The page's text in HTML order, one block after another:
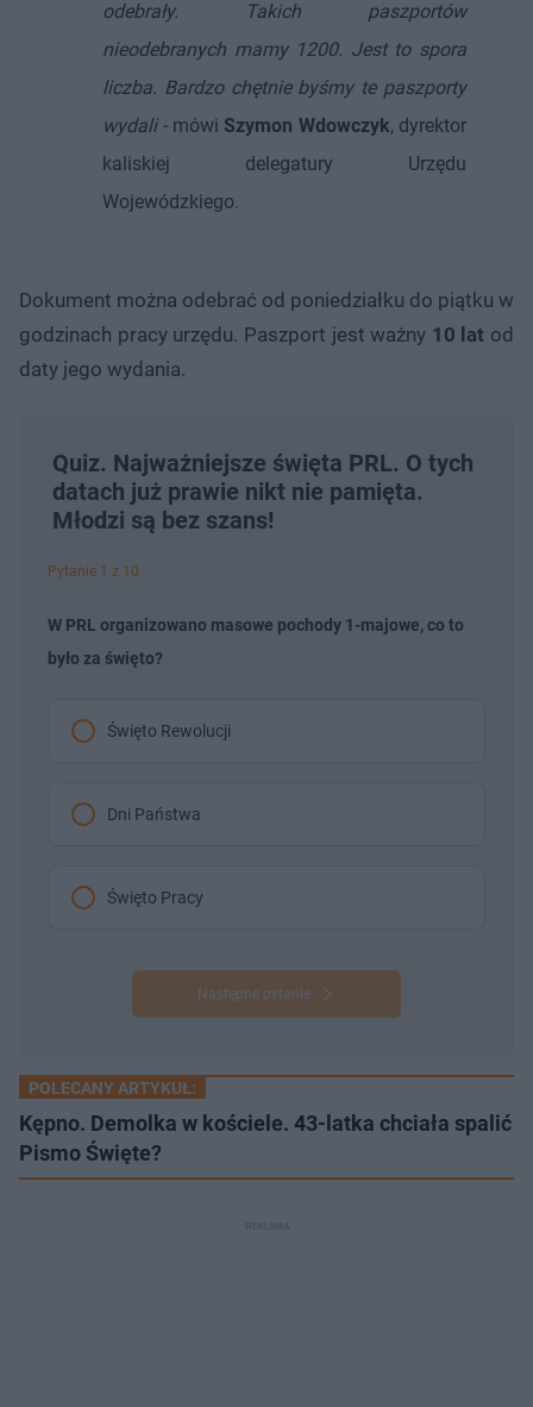
odebrały. Takich paszportów
nieodebranych mamy 1200. Jest to spora
liczba. Bardzo chętnie byśmy te paszporty
wydali - mówi Szymon Wdowczyk, dyrektor
kaliskiej delegatury Urzędu
Wojewódzkiego.
Dokument można odebrać od poniedziałku do piątku w
godzinach pracy urzędu. Paszport jest ważny 10 lat od
daty jego wydania.
Quiz. Najważniejsze święta PRL. O tych
datach już prawie nikt nie pamięta.
Młodzi są bez szans!
Pytanie 1 z 10
W PRL organizowano masowe pochody 1-majowe, co to
było za święto?
Święto Rewolucji
Dni Państwa
Święto Pracy
Następne pytanie
POLECANY ARTYKUŁ:
Kępno. Demolka w kościele. 43-latka chciała spalić
Pismo Święte?